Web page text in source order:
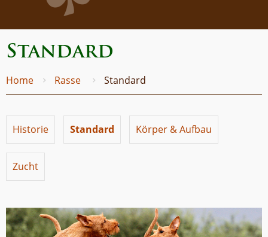
Standard
Home Rasse Standard
Historie Standard Körper & Aufbau
Zucht